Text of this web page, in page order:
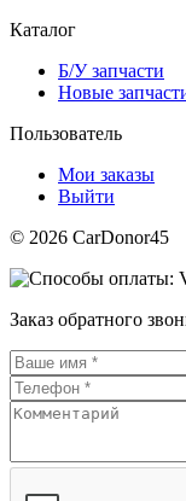
Каталог
Б/У запчасти
Новые
Пользователь
Мои заказы
Выйти
© 2026 CarDonor45
Заказ обратного